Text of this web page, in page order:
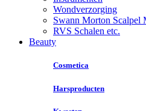
Wondverzorging
Swann Morton Scalpel
RVS Schalen etc.
Beauty
Cosmetica
Harsproducten